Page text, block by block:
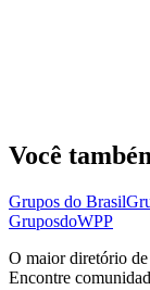
Você
Grupos do Brasil
GruposdoWPP
O maior diretório
Encontre